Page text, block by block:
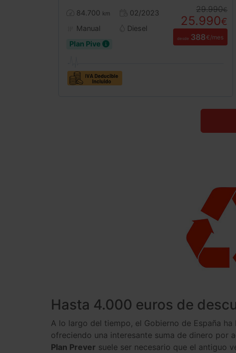
84.700 km
02/2023
Manual
Diesel
Plan Pive
29.990€
25.990€
desde 388€/mes
Hasta 4.000 euros de
A lo largo del tiempo, el Gobierno de España
ofreciendo una interesante suma de dinero por
Plan Prever suele ser necesario que el antiguo